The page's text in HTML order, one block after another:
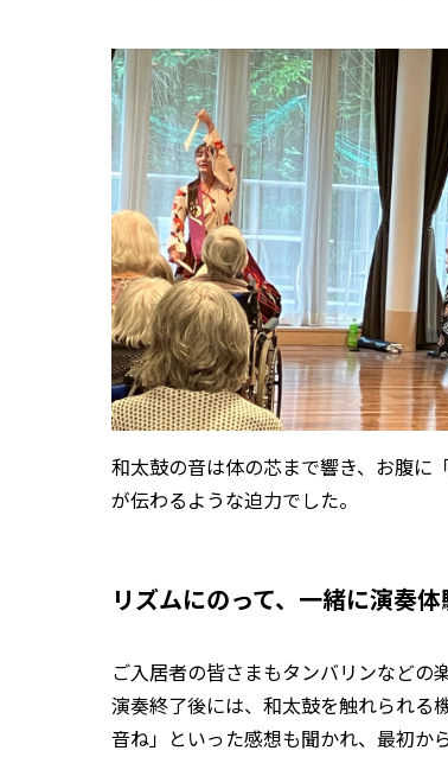
和太鼓の音は体の芯まで響き、お腹に
が伝わるような迫力でした。
リズムにのって、一緒に演奏体
ご入居者の皆さまもタンバリンなどの
演奏終了後には、和太鼓を触れられる
音ね」といった感想も聞かれ、最初か